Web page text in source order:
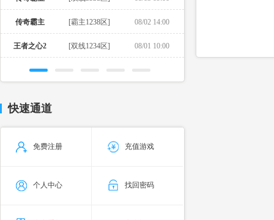
传奇霸主 [霸主1238区] 08/02 14:00
王者之心2 [双线1234区] 08/01 10:00
快速通道
免费注册 充值游戏
个人中心 找回密码